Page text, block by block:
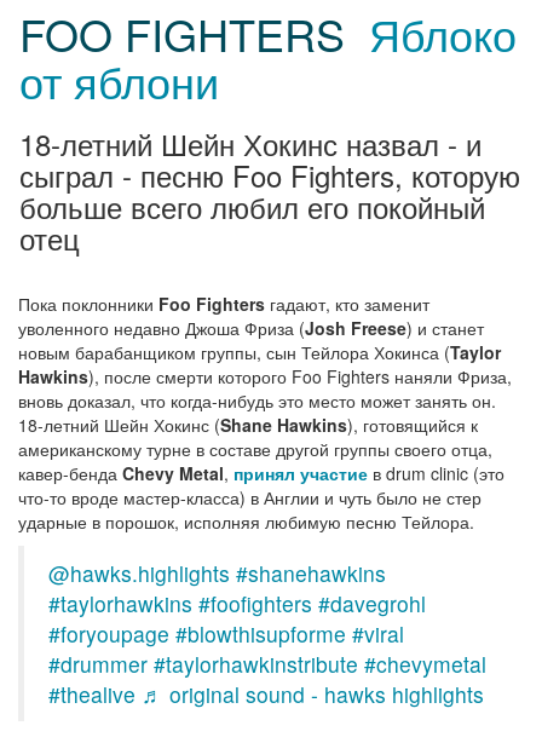
FOO FIGHTERS Яблоко
от яблони
18-летний Шейн Хокинс назвал - и
сыграл - песню Foo Fighters, которую
больше всего любил его покойный
отец
Пока поклонники Foo Fighters гадают, кто заменит
уволенного недавно Джоша Фриза (Josh Freese) и станет
новым барабанщиком группы, сын Тейлора Хокинса (Taylor
Hawkins), после смерти которого Foo Fighters наняли Фриза,
вновь доказал, что когда-нибудь это место может занять он.
18-летний Шейн Хокинс (Shane Hawkins), готовящийся к
американскому турне в составе другой группы своего отца,
кавер-бенда Chevy Metal, принял участие в drum clinic (это
что-то вроде мастер-класса) в Англии и чуть было не стер
ударные в порошок, исполняя любимую песню Тейлора.
@hawks.highlights #shanehawkins
#taylorhawkins #foofighters #davegrohl
#foryoupage #blowthisupforme #viral
#drummer #taylorhawkinstribute #chevymetal
#thealive ♬ original sound - hawks highlights